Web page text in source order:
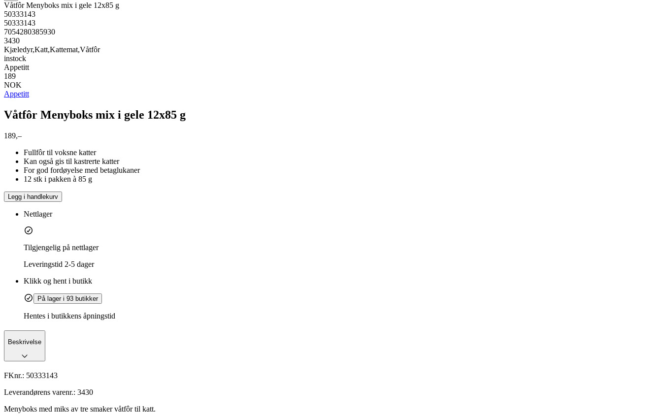
Våtfôr Menyboks mix i gele 12x85 g
50333143
50333143
7054280385930
3430
Kjæledyr,Katt,Kattemat,Våtfôr
instock
Appetitt
189
NOK
Appetitt
Våtfôr Menyboks mix i gele 12x85 g
189,–
Fullfôr til voksne katter
Kan også gis til kastrerte katter
For god fordøyelse med betaglukaner
12 stk i pakken à 85 g
Legg i handlekurv
Nettlager
Tilgjengelig på nettlager
Leveringstid 2-5 dager
Klikk og hent i butikk
På lager i 93 butikker
Hentes i butikkens åpningstid
Beskrivelse
FKnr.: 50333143
Leverandørens varenr.: 3430
Menyboks med miks av tre smaker våtfôr til katt.